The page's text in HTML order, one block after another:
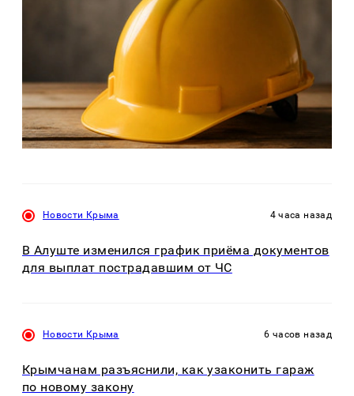
Новости Крыма 4 часа назад
В Алуште изменился график приёма документов
для выплат пострадавшим от ЧС
Новости Крыма 6 часов назад
Крымчанам разъяснили, как узаконить гараж
по новому закону